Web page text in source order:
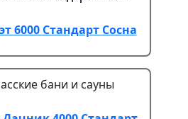
6000 Стандарт Сосна